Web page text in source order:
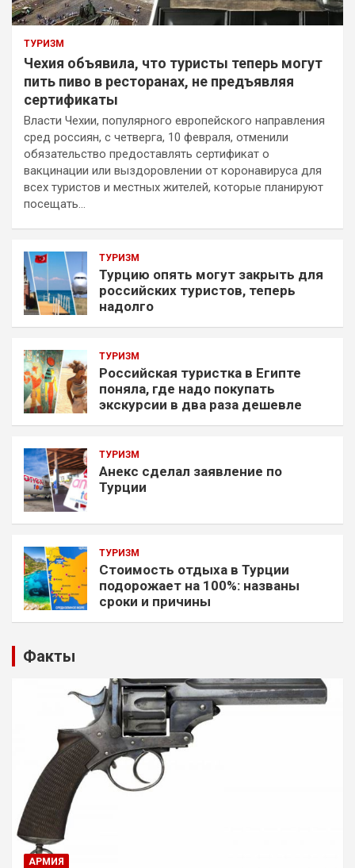
ТУРИЗМ
Чехия объявила, что туристы теперь могут
пить пиво в ресторанах, не предъявляя
сертификаты
Власти Чехии, популярного европейского направления
сред россиян, с четверга, 10 февраля, отменили
обязательство предоставлять сертификат о
вакцинации или выздоровлении от коронавируса для
всех туристов и местных жителей, которые планируют
посещать…
ТУРИЗМ
Турцию опять могут закрыть для
российских туристов, теперь
надолго
ТУРИЗМ
Российская туристка в Египте
поняла, где надо покупать
экскурсии в два раза дешевле
ТУРИЗМ
Анекс сделал заявление по
Турции
ТУРИЗМ
Стоимость отдыха в Турции
подорожает на 100%: названы
сроки и причины
Факты
АРМИЯ